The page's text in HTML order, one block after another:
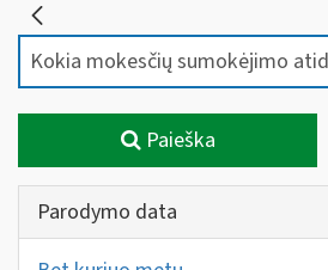
Paieška
Parodymo data